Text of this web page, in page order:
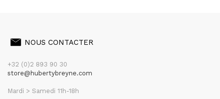
NOUS CONTACTER
+32 (0)2 893 90 30
store@hubertybreyne.com
Mardi > Samedi 11h-18h